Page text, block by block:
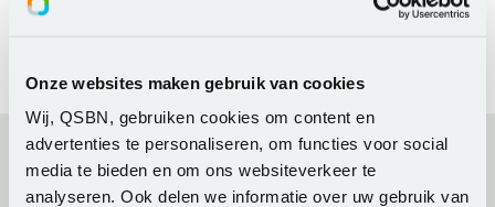
Onze websites maken gebruik van cookies
Wij, QSBN, gebruiken cookies om content en
advertenties te personaliseren, om functies voor social
media te bieden en om ons websiteverkeer te
analyseren. Ook delen we informatie over uw gebruik van
Ons aanbod